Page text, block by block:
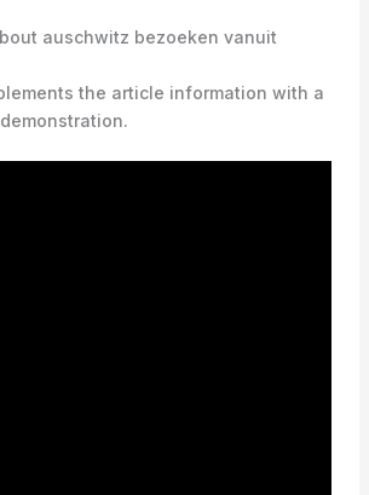
auschwitz bezoeken vanuit
the article information with a